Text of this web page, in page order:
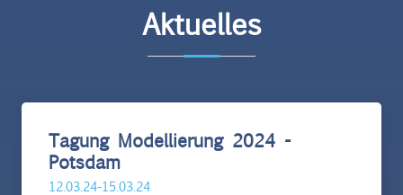
Aktuelles
Tagung Modellierung 2024 -
Potsdam
12.03.24-15.03.24